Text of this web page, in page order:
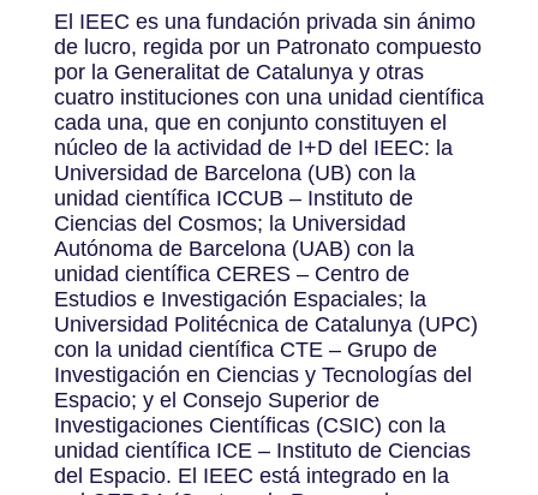
El IEEC es una fundación privada sin ánimo
de lucro, regida por un Patronato compuesto
por la Generalitat de Catalunya y otras
cuatro instituciones con una unidad científica
cada una, que en conjunto constituyen el
núcleo de la actividad de I+D del IEEC: la
Universidad de Barcelona (UB) con la
unidad científica ICCUB – Instituto de
Ciencias del Cosmos; la Universidad
Autónoma de Barcelona (UAB) con la
unidad científica CERES – Centro de
Estudios e Investigación Espaciales; la
Universidad Politécnica de Catalunya (UPC)
con la unidad científica CTE – Grupo de
Investigación en Ciencias y Tecnologías del
Espacio; y el Consejo Superior de
Investigaciones Científicas (CSIC) con la
unidad científica ICE – Instituto de Ciencias
del Espacio. El IEEC está integrado en la